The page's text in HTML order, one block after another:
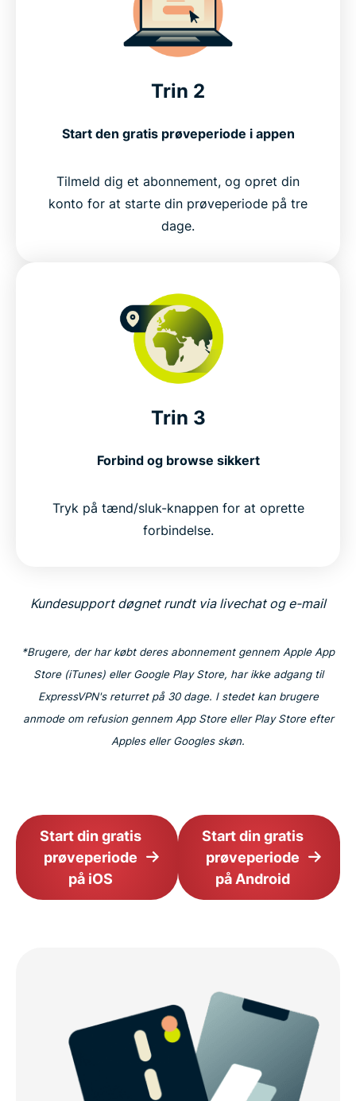
Trin 2
Start den gratis prøveperiode i appen
Tilmeld dig et abonnement, og opret din
konto for at starte din prøveperiode på tre
dage.
Trin 3
Forbind og browse sikkert
Tryk på tænd/sluk-knappen for at oprette
forbindelse.
Kundesupport døgnet rundt via livechat og e-mail
*Brugere, der har købt deres abonnement gennem Apple App
Store (iTunes) eller Google Play Store, har ikke adgang til
ExpressVPN's returret på 30 dage. I stedet kan brugere
anmode om refusion gennem App Store eller Play Store efter
Apples eller Googles skøn.
Start din gratis
prøveperiode
på iOS
Start din gratis
prøveperiode
på Android